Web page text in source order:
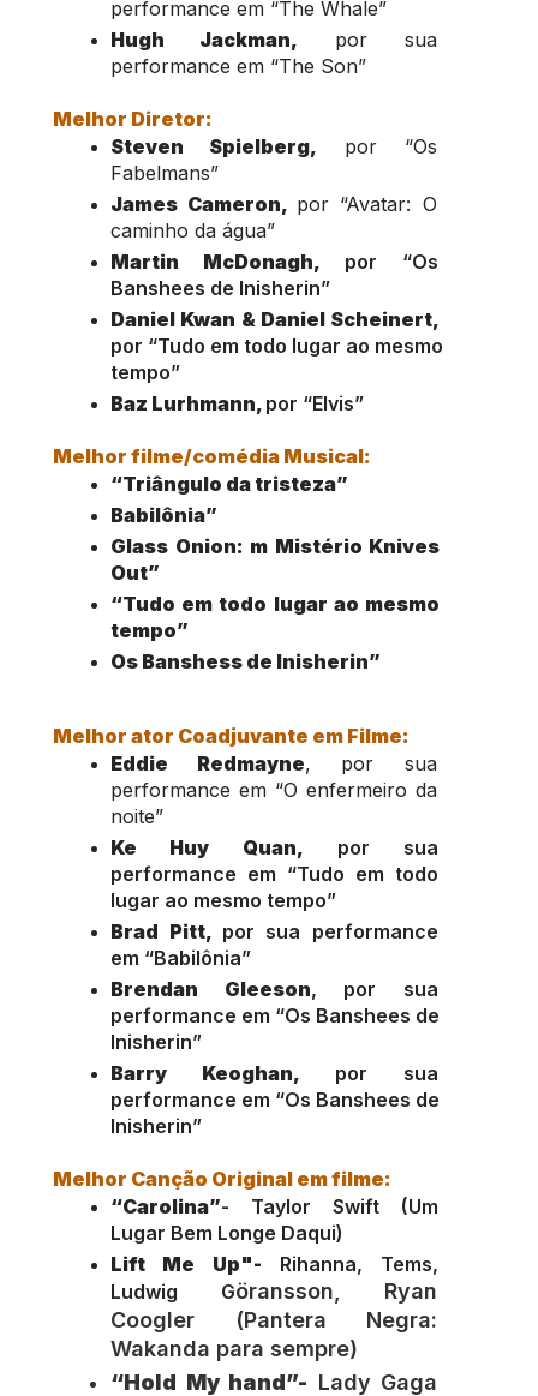
performance em “The Whale”
Hugh Jackman, por sua
performance em “The Son”
Melhor Diretor:
Steven Spielberg, por “Os
Fabelmans”
James Cameron, por “Avatar: O
caminho da água”
Martin McDonagh, por “Os
Banshees de Inisherin”
por “Tudo em todo lugar ao mesmo
tempo”
Baz Lurhmann, por “Elvis”
Melhor filme/comédia Musical:
“Triângulo da tristeza”
Babilônia”
Glass Onion: m Mistério Knives
Out”
“Tudo em todo lugar ao mesmo
tempo”
Os Banshess de Inisherin”
Melhor ator Coadjuvante em Filme:
Eddie Redmayne, por sua
performance em “O enfermeiro da
noite”
Ke Huy Quan, por sua
performance em “Tudo em todo
lugar ao mesmo tempo”
Brad Pitt, por sua performance
em “Babilônia”
Brendan Gleeson, por sua
performance em “Os Banshees de
Inisherin”
Barry Keoghan, por sua
performance em “Os Banshees de
Inisherin”
Melhor Canção Original em filme:
“Carolina”- Taylor Swift (Um
Lugar Bem Longe Daqui)
Lift Me Up"- Rihanna, Tems,
Ludwig Göransson, Ryan
Coogler (Pantera Negra:
Wakanda para sempre)
“Hold My hand”- Lady Gaga